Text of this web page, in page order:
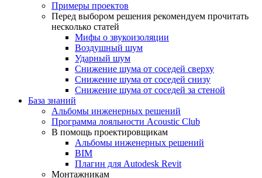
Примеры проектов
Перед выбором решения рекомендуем прочитать
несколько статей
Мифы о звукоизоляции
Воздушный шум
Ударный шум
Снижение шума от соседей сверху
Снижение шума от соседей снизу
Снижение шума от соседей за стеной
База знаний
Альбомы инженерных решений
Программа лояльности Acoustic Club
В помощь проектировщикам
Альбомы инженерных решений
BIM
Плагин для Autodesk Revit
Монтажникам